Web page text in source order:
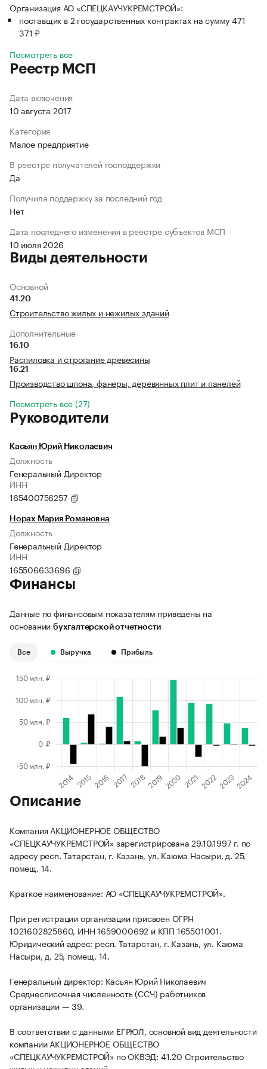
Организация АО «СПЕЦКАУЧУКРЕМСТРОЙ»:
поставщик в 2 государственных контрактах на сумму 471
371 ₽
Посмотреть все
Реестр МСП
Дата включения
10 августа 2017
Категория
Малое предприятие
В реестре получателей господдержки
Да
Получила поддержку за последний год
Нет
Дата последнего изменения в реестре субъектов МСП
10 июля 2026
Виды деятельности
Основной
41.20
Строительство жилых и нежилых зданий
Дополнительные
16.10
Распиловка и строгание древесины
16.21
Производство шпона, фанеры, деревянных плит и панелей
Посмотреть все (27)
Руководители
Касьян Юрий Николаевич
Должность
Генеральный Директор
ИНН
165400756257
Норах Мария Романовна
Должность
Генеральный Директор
ИНН
165506633696
Финансы
Данные по финансовым показателям приведены на
основании бухгалтерской отчетности
Все Выручка Прибыль
Описание
Компания АКЦИОНЕРНОЕ ОБЩЕСТВО
«СПЕЦКАУЧУКРЕМСТРОЙ» зарегистрирована 29.10.1997 г. по
адресу респ. Татарстан, г. Казань, ул. Каюма Насыри, д. 25,
помещ. 14.
Краткое наименование: АО «СПЕЦКАУЧУКРЕМСТРОЙ».
При регистрации организации присвоен ОГРН
1021602825860, ИНН 1659000692 и КПП 165501001.
Юридический адрес: респ. Татарстан, г. Казань, ул. Каюма
Насыри, д. 25, помещ. 14.
Генеральный директор: Касьян Юрий Николаевич
Среднесписочная численность (ССЧ) работников
организации — 39.
В соответствии с данными ЕГРЮЛ, основной вид деятельности
компании АКЦИОНЕРНОЕ ОБЩЕСТВО
«СПЕЦКАУЧУКРЕМСТРОЙ» по ОКВЭД: 41.20 Строительство